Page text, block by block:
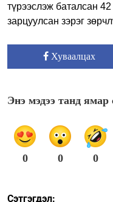
түрээслэж баталсан
зарцуулсан зэрэг
Хуваалцах
Энэ мэдээ танд ямар
0 0 0
Сэтгэгдэл: